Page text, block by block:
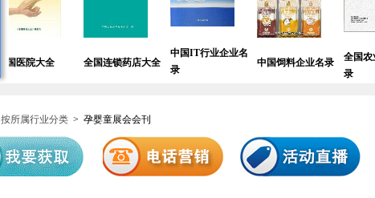
全国连锁药店大全
中国IT行业企业名
录
中国饲料企业名录
全国农业合作社名
按所属行业分类 > 孕婴童展会会刊